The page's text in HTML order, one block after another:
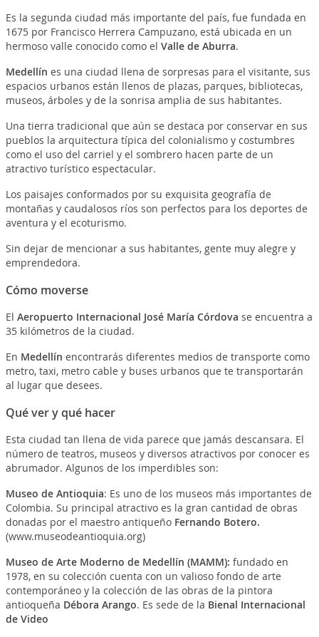
Es la segunda ciudad más importante del país, fue fundada en
1675 por Francisco Herrera Campuzano, está ubicada en un
hermoso valle conocido como el Valle de Aburra.
Medellín es una ciudad llena de sorpresas para el visitante, sus
espacios urbanos están llenos de plazas, parques, bibliotecas,
museos, árboles y de la sonrisa amplia de sus habitantes.
Una tierra tradicional que aún se destaca por conservar en sus
pueblos la arquitectura típica del colonialismo y costumbres
como el uso del carriel y el sombrero hacen parte de un
atractivo turístico espectacular.
Los paisajes conformados por su exquisita geografía de
montañas y caudalosos ríos son perfectos para los deportes de
aventura y el ecoturismo.
Sin dejar de mencionar a sus habitantes, gente muy alegre y
emprendedora.
Cómo moverse
El Aeropuerto Internacional José María Córdova se encuentra a
35 kilómetros de la ciudad.
En Medellín encontrarás diferentes medios de transporte como
metro, taxi, metro cable y buses urbanos que te transportarán
al lugar que desees.
Qué ver y qué hacer
Esta ciudad tan llena de vida parece que jamás descansara. El
número de teatros, museos y diversos atractivos por conocer es
abrumador. Algunos de los imperdibles son:
Museo de Antioquia: Es uno de los museos más importantes de
Colombia. Su principal atractivo es la gran cantidad de obras
donadas por el maestro antiqueño Fernando Botero.
(www.museodeantioquia.org)
Museo de Arte Moderno de Medellín (MAMM): fundado en
1978, en su colección cuenta con un valioso fondo de arte
contemporáneo y la colección de las obras de la pintora
antioqueña Débora Arango. Es sede de la Bienal Internacional
de Video